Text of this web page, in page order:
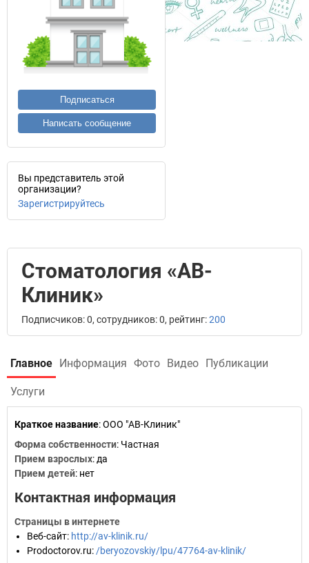
Подписаться
Написать сообщение
Вы представитель этой
организации?
Зарегистрируйтесь
Стоматология «АВ-
Клиник»
Подписчиков: 0, сотрудников: 0, рейтинг:200
Главное Информация Фото Видео Публикации
Услуги
Краткое название:ООО "АВ-Клиник"
Форма собственности: Частная
Прием взрослых: да
Прием детей: нет
Контактная информация
Страницы в интернете
Веб-сайт: http://av-klinik.ru/
Prodoctorov.ru: /beryozovskiy/lpu/47764-av-klinik/